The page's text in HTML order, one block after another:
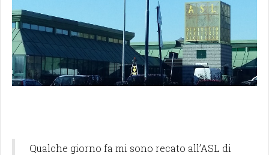
Qualche giorno fa mi sono recato all’ASL di